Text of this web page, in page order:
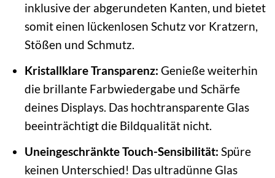
inklusive der abgerundeten Kanten, und bietet
somit einen lückenlosen Schutz vor Kratzern,
Stößen und Schmutz.
Kristallklare Transparenz: Genieße weiterhin
die brillante Farbwiedergabe und Schärfe
deines Displays. Das hochtransparente Glas
beeinträchtigt die Bildqualität nicht.
Uneingeschränkte Touch-Sensibilität: Spüre
keinen Unterschied! Das ultradünne Glas